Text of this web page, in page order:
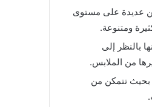
عديدة على مستوى
ومتنوعة.
بالنظر إلى
من الملابس.
بحيث تتمكن من